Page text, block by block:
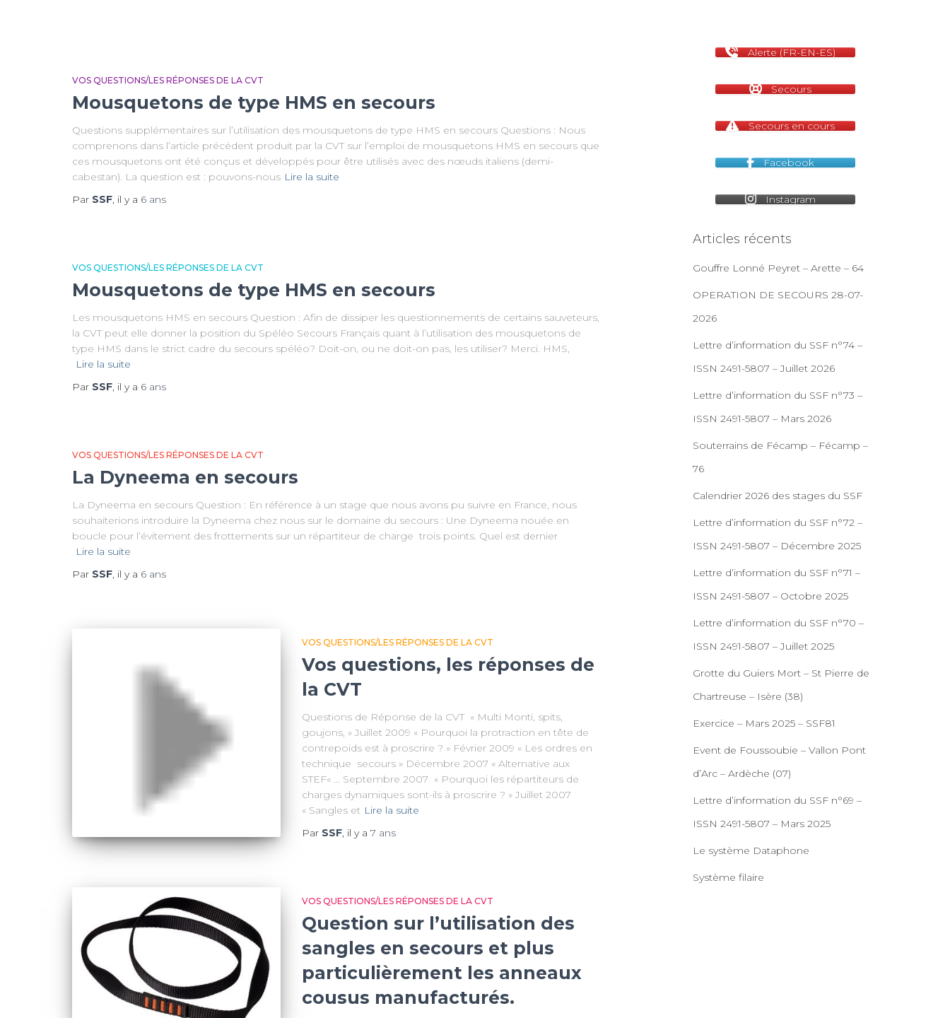
VOS QUESTIONS/LES RÉPONSES DE LA CVT
Mousquetons de type HMS en secours
Questions supplémentaires sur l’utilisation des mousquetons de type HMS en secours Questions : Nous
comprenons dans l’article précédent produit par la CVT sur l’emploi de mousquetons HMS en secours que
ces mousquetons ont été conçus et développés pour être utilisés avec des nœuds italiens (demi-
cabestan). La question est : pouvons-nous Lire la suite
Par SSF, il y a 6 ans
VOS QUESTIONS/LES RÉPONSES DE LA CVT
Mousquetons de type HMS en secours
Les mousquetons HMS en secours Question : Afin de dissiper les questionnements de certains sauveteurs,
la CVT peut elle donner la position du Spéléo Secours Français quant à l’utilisation des mousquetons de
type HMS dans le strict cadre du secours spéléo? Doit-on, ou ne doit-on pas, les utiliser? Merci. HMS,
Lire la suite
Par SSF, il y a 6 ans
VOS QUESTIONS/LES RÉPONSES DE LA CVT
La Dyneema en secours
La Dyneema en secours Question : En référence à un stage que nous avons pu suivre en France, nous
souhaiterions introduire la Dyneema chez nous sur le domaine du secours : Une Dyneema nouée en
boucle pour l’évitement des frottements sur un répartiteur de charge trois points. Quel est dernier
Lire la suite
Par SSF, il y a 6 ans
VOS QUESTIONS/LES RÉPONSES DE LA CVT
Vos questions, les réponses de
la CVT
Questions de Réponse de la CVT « Multi Monti, spits,
goujons, » Juillet 2009 « Pourquoi la protraction en tête de
contrepoids est à proscrire ? » Février 2009 « Les ordres en
technique secours » Décembre 2007 « Alternative aux
STEF« … Septembre 2007 « Pourquoi les répartiteurs de
charges dynamiques sont-ils à proscrire ? » Juillet 2007
« Sangles et Lire la suite
Par SSF, il y a 7 ans
VOS QUESTIONS/LES RÉPONSES DE LA CVT
Question sur l’utilisation des
sangles en secours et plus
particulièrement les anneaux
cousus manufacturés.
Alerte (FR-EN-ES)
Secours
Secours en cours
Facebook
Instagram
Articles récents
Gouffre Lonné Peyret – Arette – 64
OPERATION DE SECOURS 28-07-
2026
Lettre d’information du SSF n°74 –
ISSN 2491-5807 – Juillet 2026
Lettre d’information du SSF n°73 –
ISSN 2491-5807 – Mars 2026
Souterrains de Fécamp – Fécamp –
76
Calendrier 2026 des stages du SSF
Lettre d’information du SSF n°72 –
ISSN 2491-5807 – Décembre 2025
Lettre d’information du SSF n°71 –
ISSN 2491-5807 – Octobre 2025
Lettre d’information du SSF n°70 –
ISSN 2491-5807 – Juillet 2025
Grotte du Guiers Mort – St Pierre de
Chartreuse – Isère (38)
Exercice – Mars 2025 – SSF81
Event de Foussoubie – Vallon Pont
d’Arc – Ardèche (07)
Lettre d’information du SSF n°69 –
ISSN 2491-5807 – Mars 2025
Le système Dataphone
Système filaire